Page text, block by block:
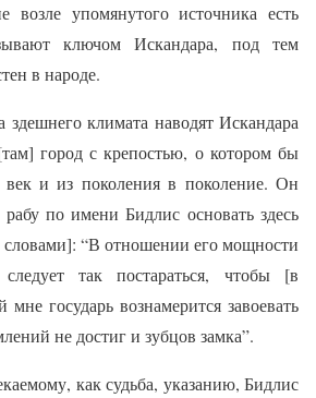
упомянутого источника есть
ключом Искандара, под тем
в народе.
здешнего климата наводят Искандара
город с крепостью, о котором бы
и из поколения в поколение. Он
по имени Бидлис основать здесь
словами]: “В отношении его мощности
так постараться, чтобы [в
государь вознамерится завоевать
не достиг и зубцов замка”.
как судьба, указанию, Бидлис